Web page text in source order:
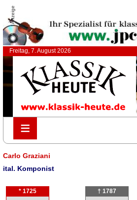
Anzeige
Freitag, 7. August 2026
≡
≡
Carlo Graziani
ital. Komponist
* 1725 † 1787